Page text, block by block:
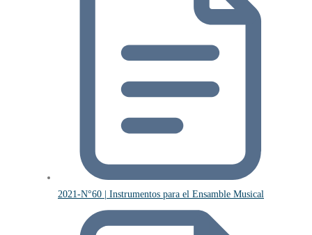
2021-N°60 | Instrumentos para el Ensamble Musical